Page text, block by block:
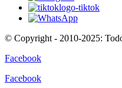
© Copyright - 2010-2025:
Facebook
Facebook